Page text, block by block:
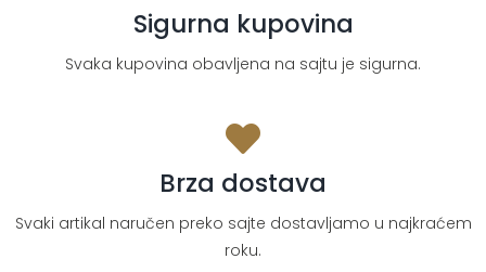
Sigurna kupovina
Svaka kupovina obavljena na sajtu je sigurna.
Brza dostava
Svaki artikal naručen preko sajte dostavljamo u najkraćem
roku.